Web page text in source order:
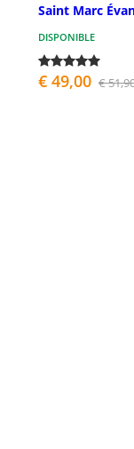
Saint Marc
DISPONIBLE
€ 49,00 €